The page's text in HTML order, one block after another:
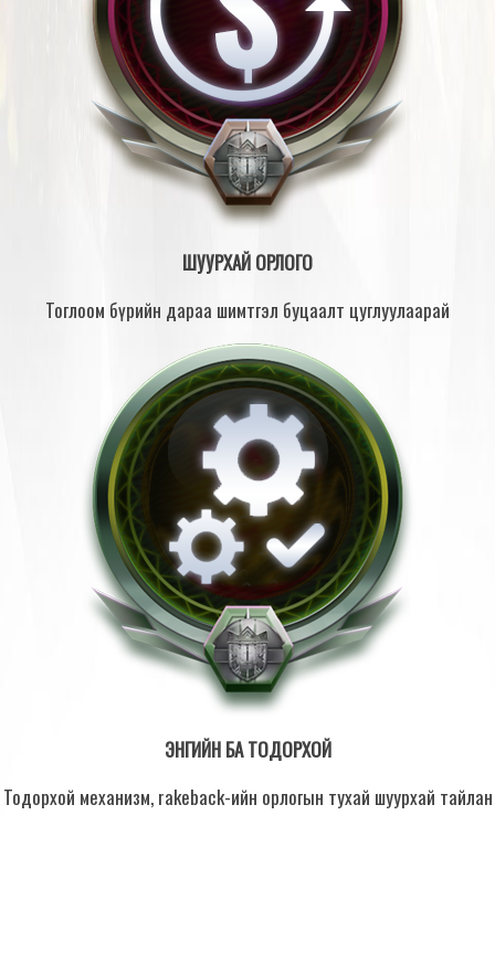
ШУУРХАЙ ОРЛОГО
Тоглоом бүрийн дараа шимтгэл буцаалт цуглуулаарай
ЭНГИЙН БА ТОДОРХОЙ
Тодорхой механизм, rakeback-ийн орлогын тухай шуурхай тайлан